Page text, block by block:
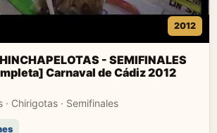
2012
- SEMIFINALES
Carnaval de Cádiz 2012
Chirigotas · Semifinales